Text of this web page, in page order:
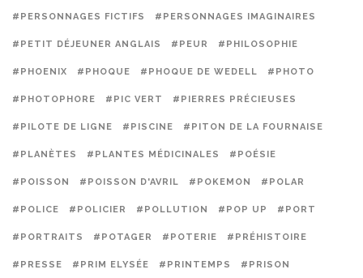
#PERSONNAGES FICTIFS #PERSONNAGES IMAGINAIRES
#PETIT DÉJEUNER ANGLAIS #PEUR #PHILOSOPHIE
#PHOENIX #PHOQUE #PHOQUE DE WEDELL #PHOTO
#PHOTOPHORE #PIC VERT #PIERRES PRÉCIEUSES
#PILOTE DE LIGNE #PISCINE #PITON DE LA FOURNAISE
#PLANÈTES #PLANTES MÉDICINALES #POÉSIE
#POISSON #POISSON D'AVRIL #POKEMON #POLAR
#POLICE #POLICIER #POLLUTION #POP UP #PORT
#PORTRAITS #POTAGER #POTERIE #PRÉHISTOIRE
#PRESSE #PRIM ELYSÉE #PRINTEMPS #PRISON